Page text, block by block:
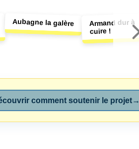
Aubagne la galère Armand dur à
cuire !
comment soutenir le projet→